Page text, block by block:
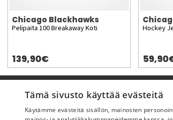
Chicago Blackhawks
Pelipaita 100 Breakaway Koti
139,90€
Hockey
Pyydä apua
Ostoehdot
Tämä sivusto käyttää evästeitä
Käytämme evästeitä sisällön, mainosten